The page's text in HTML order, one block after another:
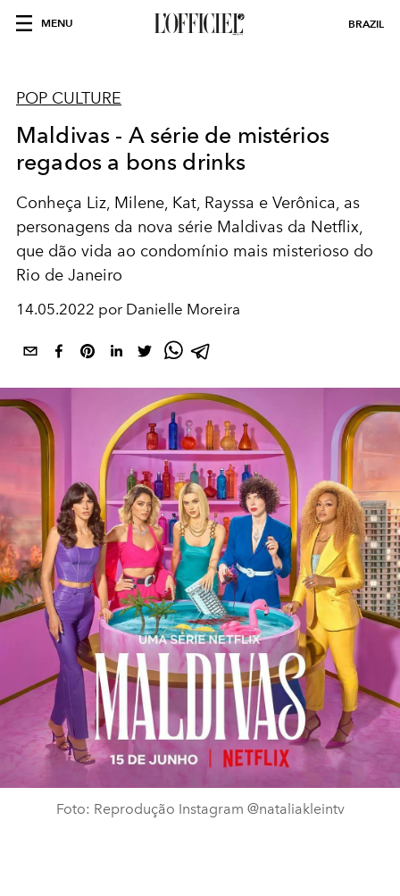
MENU BRAZIL
POP CULTURE
Maldivas - A série de mistérios
regados a bons drinks
Conheça Liz, Milene, Kat, Rayssa e Verônica, as
personagens da nova série Maldivas da Netflix,
que dão vida ao condomínio mais misterioso do
Rio de Janeiro
14.05.2022 por Danielle Moreira
Foto: Reprodução Instagram @nataliakleintv